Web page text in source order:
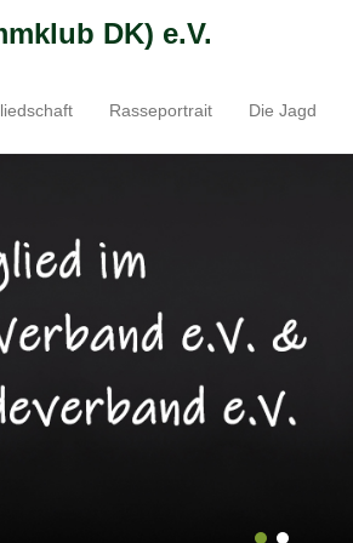
DK) e.V.
Rasseportrait Die Jagd